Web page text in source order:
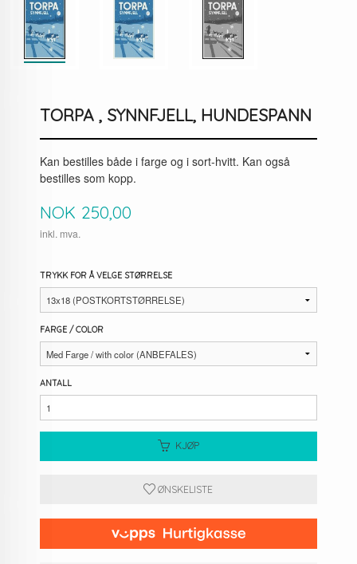
TORPA , SYNNFJELL, HUNDESPANN
Kan bestilles både i farge og i sort-hvitt. Kan også
bestilles som kopp.
Pris
NOK 250,00
inkl. mva.
TRYKK FOR Å VELGE STØRRELSE
FARGE / COLOR
ANTALL
KJØP
ØNSKELISTE